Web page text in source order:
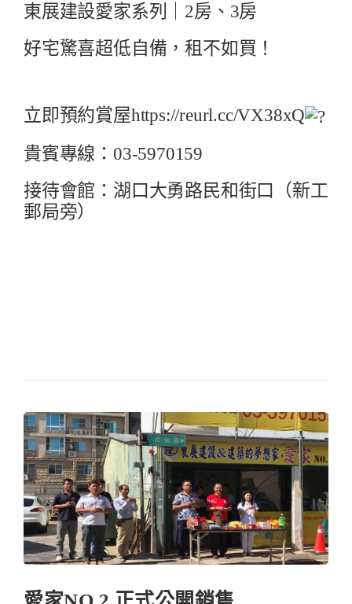
東展建設愛家系列｜2房、3房
好宅驚喜超低自備，租不如買！
立即預約賞屋https://reurl.cc/VX38xQ
貴賓專線：03-5970159
接待會館：湖口大勇路民和街口（新工
郵局旁）